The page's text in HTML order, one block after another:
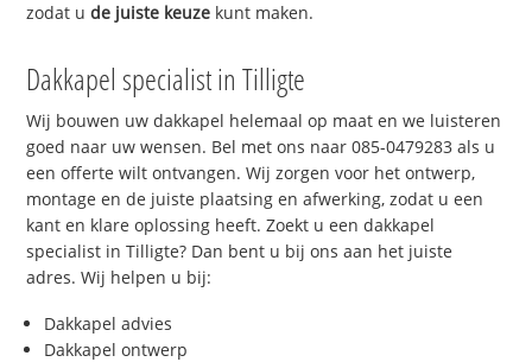
zodat ude juiste keuze kunt maken.
Dakkapel specialist in Tilligte
Wij bouwen uw dakkapel helemaal op maat en we luisteren
goed naar uw wensen. Bel met ons naar 085-0479283 als u
een offerte wilt ontvangen. Wij zorgen voor het ontwerp,
montage en de juiste plaatsing en afwerking, zodat u een
kant en klare oplossing heeft. Zoekt u een dakkapel
specialist in Tilligte? Dan bent u bij ons aan het juiste
adres. Wij helpen u bij:
Dakkapel advies
Dakkapel ontwerp